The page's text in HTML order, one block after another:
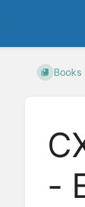
Books
-